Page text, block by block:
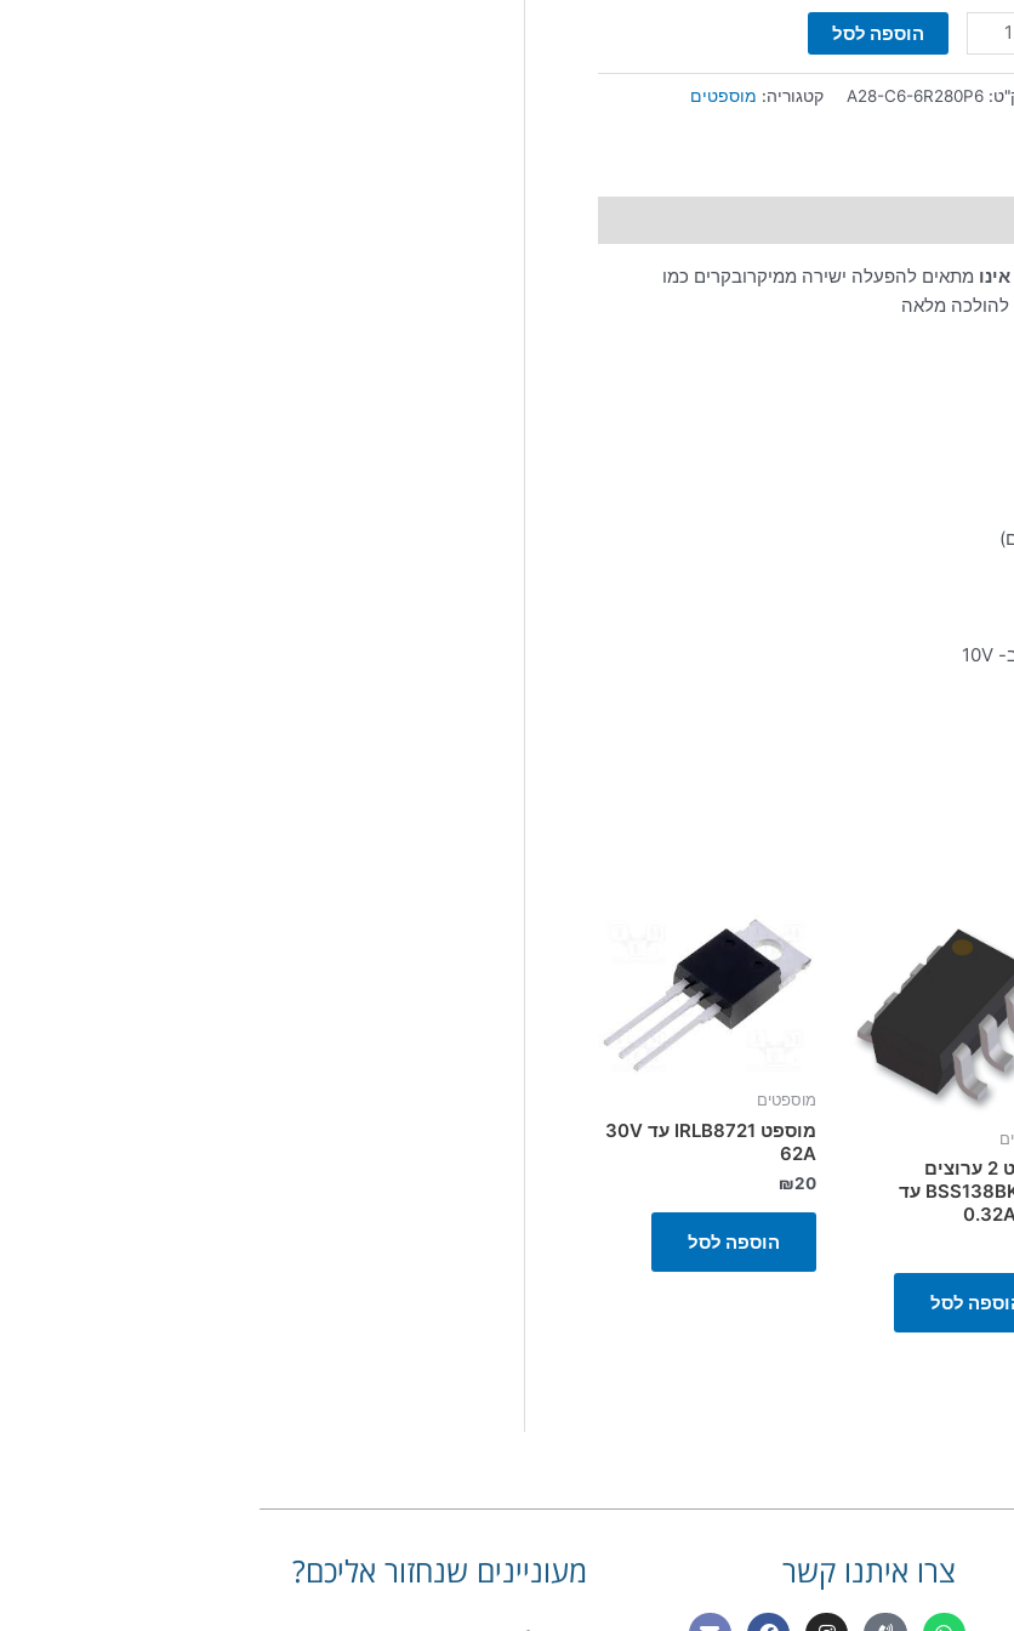
הוספה לסל
A28-C6-6R280P6 קטגוריה: מוספטים
אינו מתאים להפעלה ישירה ממיקרובקרים כמו
מוספט 2 ערוצים
BSS138BKS115 עד
לסל
מוספטים
מוספט IRLB8721 עד 30V
62A
₪20
הוספה לסל
צרו איתנו קשר
W
P
I
F
E
מעוניינים שנחזור אליכם?